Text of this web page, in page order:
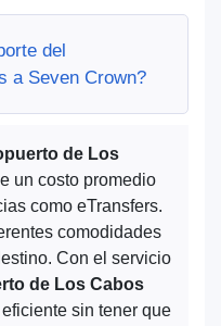
del
a Seven Crown?
de Los
un costo promedio
como eTransfers.
comodidades
Con el servicio
de Los Cabos
sin tener que